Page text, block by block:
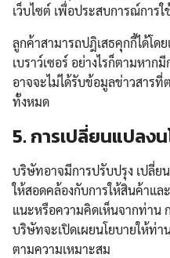
เว็บไซต์ เพื่อประสบการณ์การ
ลูกค้าสามารถปฎิเสธคุกกี้ได้โด
เบราว์เซอร์ อย่างไรก็ตามหาก
อาจจะไม่ได้รับข้อมูลข่าวสาร
ทั้งหมด
5. การเปลี่ยนแปลง
บริษัทอาจมีการปรับปรุง เปลี่ย
ให้สอดคล้องกับการให้สินค้าแ
แนะหรือความคิดเห็นจากท่าน
บริษัทจะเปิดเผยนโยบายให้ท่า
ตามความเหมาะสม